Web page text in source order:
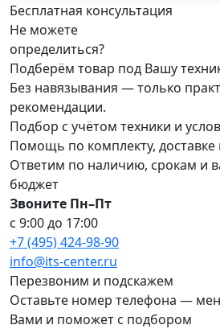
Бесплатная консультация
Не можете
определиться?
Подберём товар под Вашу
Без навязывания — только
рекомендации.
Подбор с учётом техники и
Помощь по комплекту, доставке
Ответим по наличию, срокам и
бюджет
Звоните Пн–Пт
с 9:00 до 17:00
+7 (495) 424-98-90
info@its-center.ru
Перезвоним и подскажем
Оставьте номер телефона —
Вами и поможет с подбором